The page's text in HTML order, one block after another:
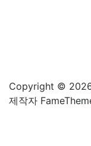
Copyright © 2026
제작자